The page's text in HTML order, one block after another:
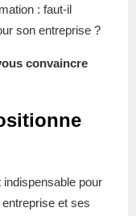
: faut-il
son entreprise ?
convaincre
indispensable pour
et ses